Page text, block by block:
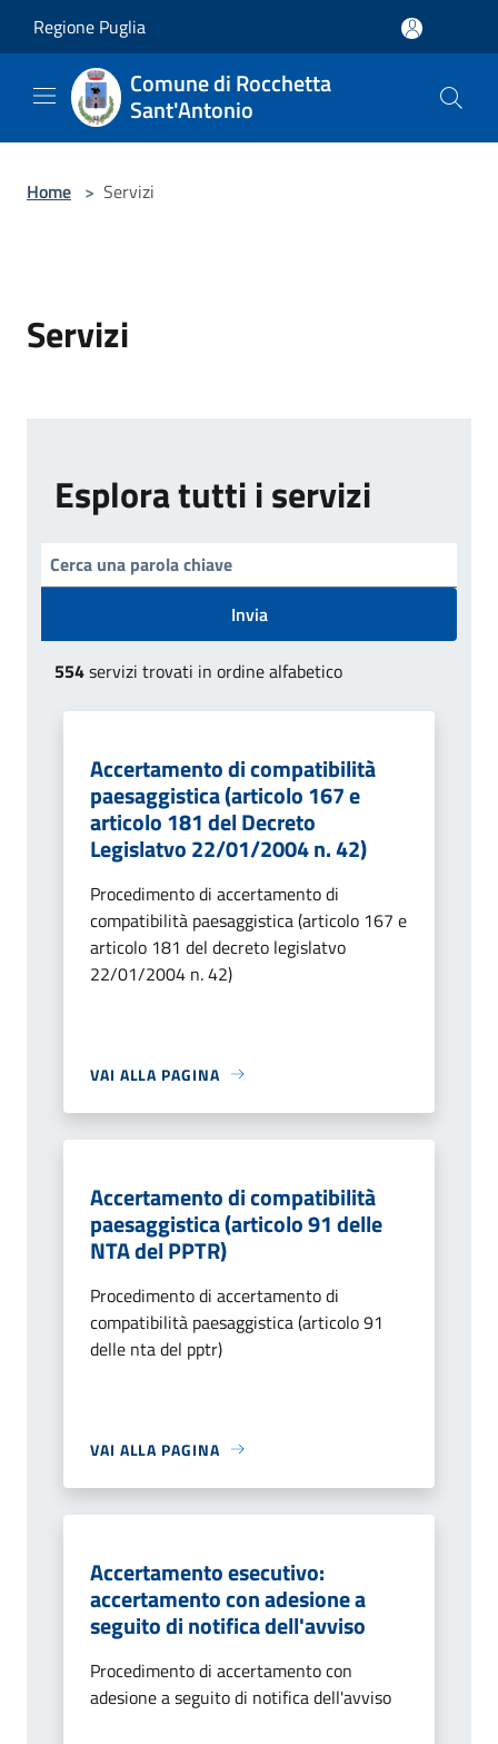
Regione Puglia
Comune di Rocchetta
Sant'Antonio
Home > Servizi
Servizi
Esplora tutti i servizi
Invia
554servizi trovati in ordine alfabetico
Accertamento di compatibilità
paesaggistica (articolo 167 e
articolo 181 del Decreto
Legislatvo 22/01/2004 n. 42)
Procedimento di accertamento di
compatibilità paesaggistica (articolo 167 e
articolo 181 del decreto legislatvo
22/01/2004 n. 42)
VAI ALLA PAGINA
Accertamento di compatibilità
paesaggistica (articolo 91 delle
NTA del PPTR)
Procedimento di accertamento di
compatibilità paesaggistica (articolo 91
delle nta del pptr)
VAI ALLA PAGINA
Accertamento esecutivo:
accertamento con adesione a
seguito di notifica dell'avviso
Procedimento di accertamento con
adesione a seguito di notifica dell'avviso